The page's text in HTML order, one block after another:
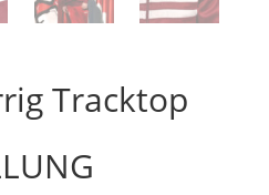
Tracktop